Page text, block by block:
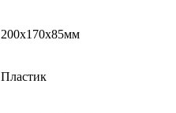
200x170x85мм
Пластик